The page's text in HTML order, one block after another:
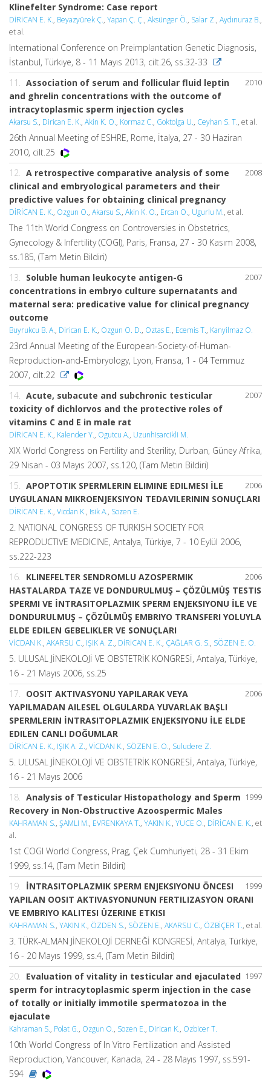
Klinefelter Syndrome: Case report
DİRİCAN E. K., Beyazyürek Ç., Yapan Ç. Ç., Aksünger Ö., Salar Z., Aydınuraz B.,
et al.
International Conference on Preimplantation Genetic Diagnosis,
İstanbul, Türkiye, 8 - 11 Mayıs 2013, cilt.26, ss.32-33
2010
11.
Association of serum and follicular fluid leptin
and ghrelin concentrations with the outcome of
intracytoplasmic sperm injection cycles
Akarsu S., Dirican E. K., Akin K. O., Kormaz C., Goktolga U., Ceyhan S. T., et al.
26th Annual Meeting of ESHRE, Rome, İtalya, 27 - 30 Haziran
2010, cilt.25
2008
12.
A retrospective comparative analysis of some
clinical and embryological parameters and their
predictive values for obtaining clinical pregnancy
DİRİCAN E. K., Ozgun O., Akarsu S., Akin K. O., Ercan O., Ugurlu M., et al.
The 11th World Congress on Controversies in Obstetrics,
Gynecology & Infertility (COGI), Paris, Fransa, 27 - 30 Kasım 2008,
ss.185, (Tam Metin Bildiri)
2007
13.
Soluble human leukocyte antigen-G
concentrations in embryo culture supernatants and
maternal sera: predicative value for clinical pregnancy
outcome
Buyrukcu B. A., Dirican E. K., Ozgun O. D., Oztas E., Ecemis T., Kanyilmaz O.
23rd Annual Meeting of the European-Society-of-Human-
Reproduction-and-Embryology, Lyon, Fransa, 1 - 04 Temmuz
2007, cilt.22
2007
14.
Acute, subacute and subchronic testicular
toxicity of dichlorvos and the protective roles of
vitamins C and E in male rat
DİRİCAN E. K., Kalender Y., Ogutcu A., Uzunhisarcikli M.
XIX World Congress on Fertility and Sterility, Durban, Güney Afrika,
29 Nisan - 03 Mayıs 2007, ss.120, (Tam Metin Bildiri)
2006
15.
APOPTOTIK SPERMLERIN ELIMINE EDILMESI İLE
UYGULANAN MIKROENJEKSIYON TEDAVILERININ SONUÇLARI
DİRİCAN E. K., Vicdan K., Isik A., Sozen E.
2. NATIONAL CONGRESS OF TURKISH SOCIETY FOR
REPRODUCTIVE MEDICINE, Antalya, Türkiye, 7 - 10 Eylül 2006,
ss.222-223
2006
16.
KLINEFELTER SENDROMLU AZOSPERMIK
HASTALARDA TAZE VE DONDURULMUŞ – ÇÖZÜLMÜŞ TESTIS
SPERMI VE İNTRASITOPLAZMIK SPERM ENJEKSIYONU İLE VE
DONDURULMUŞ – ÇÖZÜLMÜŞ EMBRIYO TRANSFERI YOLUYLA
ELDE EDILEN GEBELIKLER VE SONUÇLARI
VİCDAN K., AKARSU C., IŞIK A. Z., DİRİCAN E. K., ÇAĞLAR G. S., SÖZEN E. O.
5. ULUSAL JİNEKOLOJİ VE OBSTETRİK KONGRESİ, Antalya, Türkiye,
16 - 21 Mayıs 2006, ss.25
2006
17.
OOSIT AKTIVASYONU YAPILARAK VEYA
YAPILMADAN AILESEL OLGULARDA YUVARLAK BAŞLI
SPERMLERIN İNTRASITOPLAZMIK ENJEKSIYONU İLE ELDE
EDILEN CANLI DOĞUMLAR
DİRİCAN E. K., IŞIK A. Z., VİCDAN K., SÖZEN E. O., Suludere Z.
5. ULUSAL JİNEKOLOJİ VE OBSTETRİK KONGRESİ, Antalya, Türkiye,
16 - 21 Mayıs 2006
1999
18.
Analysis of Testicular Histopathology and Sperm
Recovery in Non-Obstructive Azoospermic Males
KAHRAMAN S., ŞAMLI M., EVRENKAYA T., YAKIN K., YÜCE O., DİRİCAN E. K., et
al.
1st COGI World Congress, Prag, Çek Cumhuriyeti, 28 - 31 Ekim
1999, ss.14, (Tam Metin Bildiri)
1999
19.
İNTRASITOPLAZMIK SPERM ENJEKSIYONU ÖNCESI
YAPILAN OOSIT AKTIVASYONUNUN FERTILIZASYON ORANI
VE EMBRIYO KALITESI ÜZERINE ETKISI
KAHRAMAN S., YAKIN K., ÖZDEN S., SÖZEN E., AKARSU C., ÖZBİÇER T., et al.
3. TÜRK-ALMAN JİNEKOLOJİ DERNEĞİ KONGRESİ, Antalya, Türkiye,
16 - 20 Mayıs 1999, ss.4, (Tam Metin Bildiri)
1997
20.
Evaluation of vitality in testicular and ejaculated
sperm for intracytoplasmic sperm injection in the case
of totally or initially immotile spermatozoa in the
ejaculate
Kahraman S., Polat G., Ozgun O., Sozen E., Dirican K., Ozbicer T.
10th World Congress of In Vitro Fertilization and Assisted
Reproduction, Vancouver, Kanada, 24 - 28 Mayıs 1997, ss.591-
594